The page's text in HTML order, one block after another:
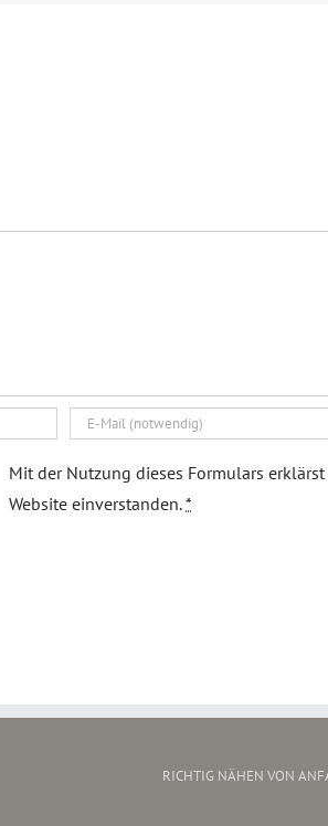
Mit der Nutzung dieses Formulars
Website einverstanden.*
RICHTIG NÄHEN VON